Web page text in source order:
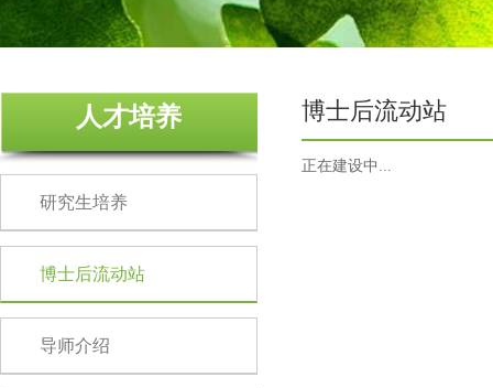
人才培养
研究生培养
博士后流动站
导师介绍
博士后流动站
正在建设中...